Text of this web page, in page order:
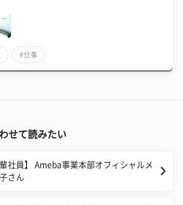
#仕事
せて読みたい
社員】 Ameba事業本部オフィシャルメ
さん